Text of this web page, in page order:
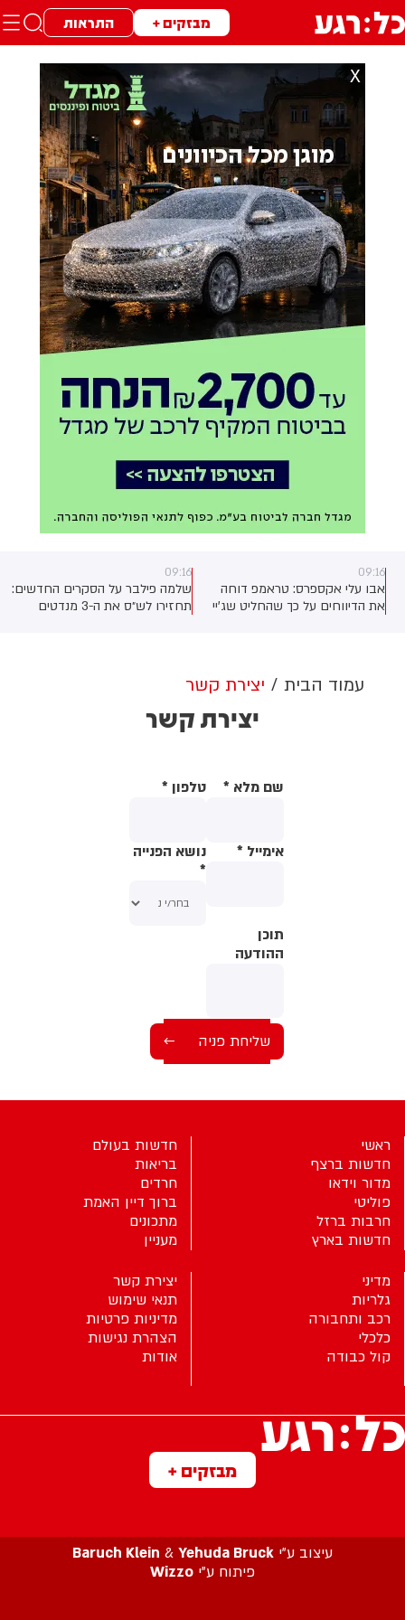
מבזקים + התראות
X
09:16
אבו עלי אקספרס: טראמפ דוחה
את הדיווחים על כך שהחליט שג'יי
לכך שג'יי. די. ואנס ייבחר. האם זו
התמיכה הרשמית שלך במועמדותו?
טראמפ: לא. אני חושב שהוא נהדר,
אבל זה מוקדם מדי מכדי לחשוב
09:16
שלמה פילבר על הסקרים החדשים:
תחזירו לש״ס את ה-3 מנדטים
עמוד הבית יצירת קשר
יצירת קשר
שם מלא * טלפון *
אימייל *
נושא הפנייה
*
תוכן
ההודעה
מבזקים +
ראשי
חדשות ברצף
מדור וידאו
פוליטי
חרבות ברזל
חדשות בארץ
חדשות בעולם
בריאות
חרדים
ברוך דיין האמת
מתכונים
מעניין
מדיני
גלריות
רכב ותחבורה
כלכלי
קול כבודה
יצירת קשר
תנאי שימוש
מדיניות פרטיות
הצהרת נגישות
אודות
עיצוב ע”י Baruch Klein & Yehuda Bruck
פיתוח ע”י Wizzo